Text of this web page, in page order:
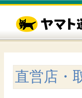
直営店・